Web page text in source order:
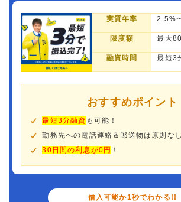
実質年率 2.5%
限度額 最大
融資時間 最短3
おすすめポイント
最短3分融資 も可能！
勤務先への電話連絡＆郵送物は原則なし
30日間の利息が0円 ！
借入可能か1秒でわかる!!